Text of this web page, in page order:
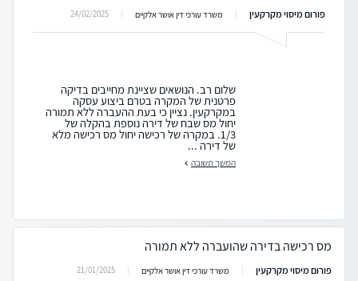
פורום מיסוי מקרקעין משרד עורכי דין אושר אלקיים 24/02/2025
שלום רב. הנושאים שציינת מחייבים בדיקה
פרטנית של המקרה בטרם ביצוע עסקה
במקרקעין. נציין כי בעת ההעברה ללא תמורה
יחול מס שבח של דירה נוספת בהקלה של
1/3. במקרה של רכישה יחול מס רכישה מלא
של דירה ...
המשך תשובה
מס רכישה בדירה שהועברה ללא תמורה
פורום מיסוי מקרקעין משרד עורכי דין אושר אלקיים 21/01/2025